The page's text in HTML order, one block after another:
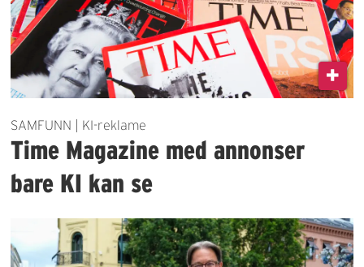
SAMFUNN | KI-reklame
Time Magazine med annonser
bare KI kan se